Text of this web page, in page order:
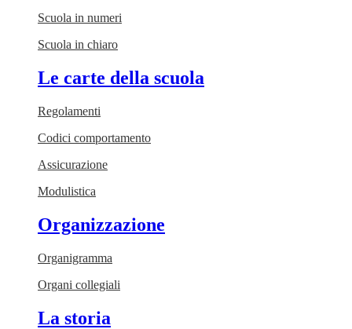
Scuola in numeri
Scuola in chiaro
Le carte della scuola
Regolamenti
Codici comportamento
Assicurazione
Modulistica
Organizzazione
Organigramma
Organi collegiali
La storia